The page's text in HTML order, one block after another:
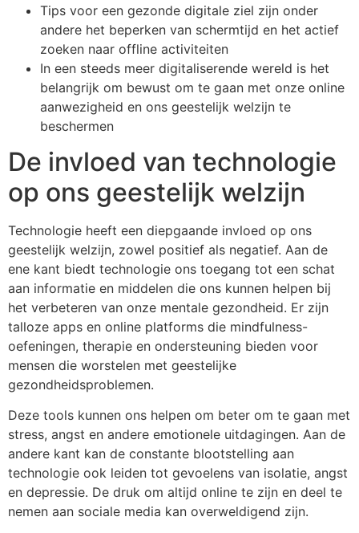
Tips voor een gezonde digitale ziel zijn onder
andere het beperken van schermtijd en het actief
zoeken naar offline activiteiten
In een steeds meer digitaliserende wereld is het
belangrijk om bewust om te gaan met onze online
aanwezigheid en ons geestelijk welzijn te
beschermen
De invloed van technologie
op ons geestelijk welzijn
Technologie heeft een diepgaande invloed op ons
geestelijk welzijn, zowel positief als negatief. Aan de
ene kant biedt technologie ons toegang tot een schat
aan informatie en middelen die ons kunnen helpen bij
het verbeteren van onze mentale gezondheid. Er zijn
talloze apps en online platforms die mindfulness-
oefeningen, therapie en ondersteuning bieden voor
mensen die worstelen met geestelijke
gezondheidsproblemen.
Deze tools kunnen ons helpen om beter om te gaan met
stress, angst en andere emotionele uitdagingen. Aan de
andere kant kan de constante blootstelling aan
technologie ook leiden tot gevoelens van isolatie, angst
en depressie. De druk om altijd online te zijn en deel te
nemen aan sociale media kan overweldigend zijn.